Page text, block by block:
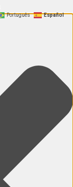
Português Español